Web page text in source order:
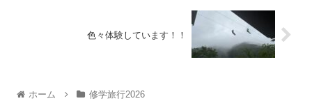
色々体験しています！！
ホーム 修学旅行2026